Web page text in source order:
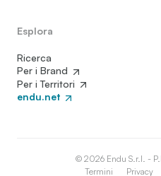
Esplora
Ricerca
Per i Brand
Per i Territori
endu.net
© 2026 Endu S.r.l. -
Termini
Privacy